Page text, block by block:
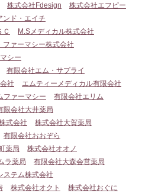
株式会社Fdesign
株式会社エフピー
ンド・エイチ
Ｃ
M.Sメディカル株式会社
ファーマシー株式会社
シー
有限会社エム・サプライ
社
エムティーメディカル有限会社
ファーマシー
有限会社エリム
限会社大井薬局
式会社
株式会社大賀薬局
有限会社おおぞら
薬局
株式会社オオノ
ラ薬局
有限会社大森会営薬局
ステム株式会社
株式会社オクト
株式会社おぐに